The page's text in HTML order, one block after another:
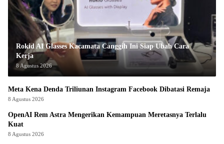
Rokid AI Glasses Kacamata Canggih Ini Siap Ubah Cara
Kerja
8 Agustus 2026
Meta Kena Denda Triliunan Instagram Facebook Dibatasi Remaja
8 Agustus 2026
OpenAI Rem Astra Mengerikan Kemampuan Meretasnya Terlalu
Kuat
8 Agustus 2026